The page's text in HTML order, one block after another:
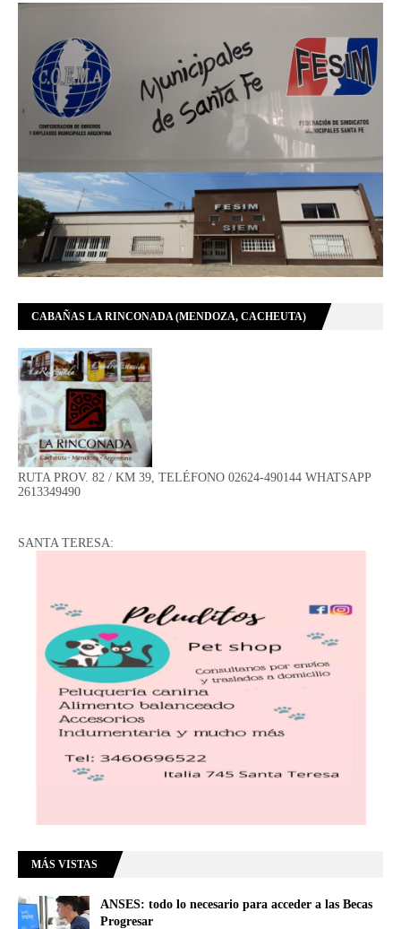
CABAÑAS LA RINCONADA (MENDOZA, CACHEUTA)
RUTA PROV. 82 / KM 39, TELÉFONO 02624-490144 WHATSAPP
2613349490
SANTA TERESA:
MÁS VISTAS
ANSES: todo lo necesario para acceder a las Becas
Progresar